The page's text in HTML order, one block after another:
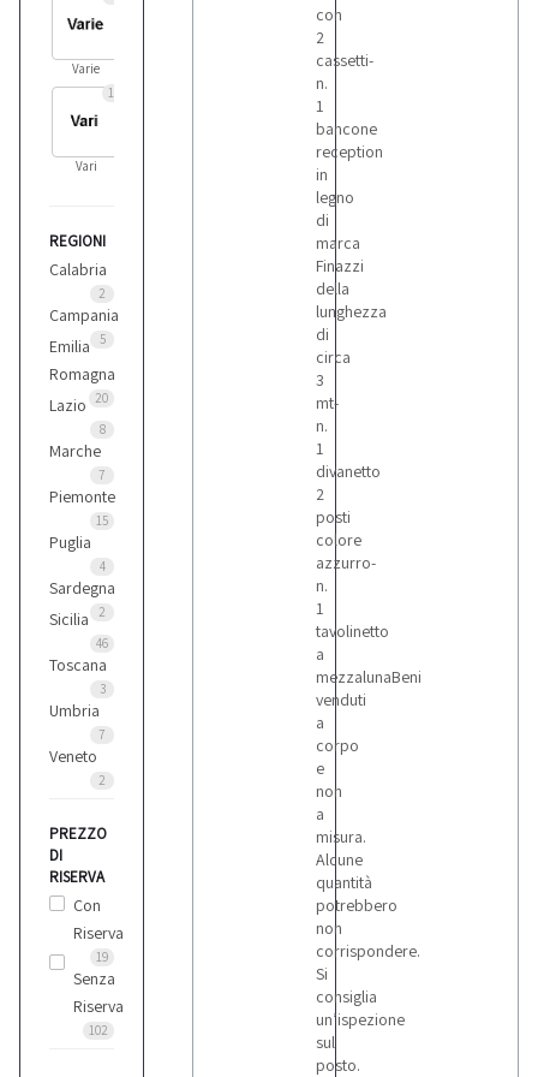
Varie
10
Vari
REGIONI
Calabria
2
Campania
5
Emilia
Romagna
20
Lazio
8
Marche
7
Piemonte
15
Puglia
4
Sardegna
2
Sicilia
46
Toscana
3
Umbria
7
Veneto
2
PREZZO
DI
RISERVA
Con
Riserva
19
Senza
Riserva
102
con
2
cassetti-
n.
1
bancone
reception
in
legno
di
marca
Finazzi
della
lunghezza
di
circa
3
mt-
n.
1
divanetto
2
posti
colore
azzurro-
n.
1
tavolinetto
a
mezzalunaBeni
venduti
a
corpo
e
non
a
misura.
Alcune
quantità
potrebbero
non
corrispondere.
Si
consiglia
un’ispezione
sul
posto.